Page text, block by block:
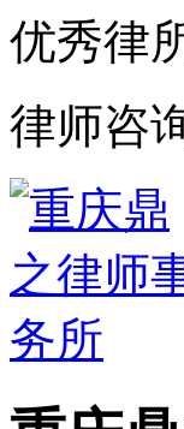
优秀律
律师咨